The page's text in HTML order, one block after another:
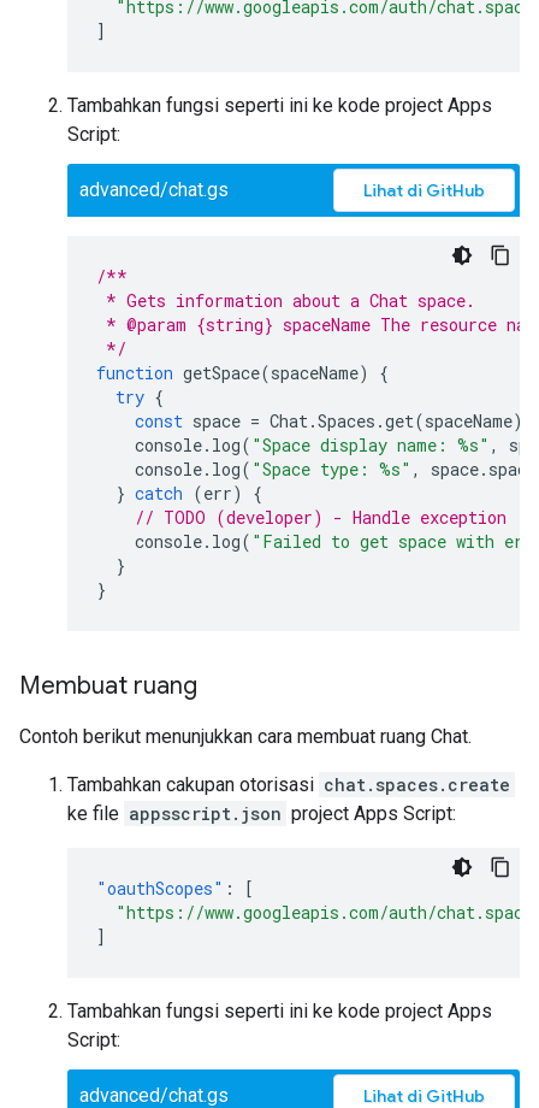
"https://www.googleapis.com/auth/
]
Tambahkan fungsi seperti ini ke kode project Apps
Script:
advanced/chat.gs Lihat di GitHub
/**
* Gets information about a Chat space.
* @param {string} spaceName The resource
*/
function getSpace(spaceName)
{
try {
const space = Chat.Spaces .get(spaceName);
console. log( "Space display name: %s" ,
console. log( "Space type: %s" , space.
} catch (err)
{
// TODO (developer) - Handle exception
console. log( "Failed to get space with
}
}
Membuat ruang
Contoh berikut menunjukkan cara membuat ruang Chat.
Tambahkan cakupan otorisasi chat.spaces.create
ke file appsscript.json project Apps Script:
"oauthScopes" :
[
"https://www.googleapis.com/auth/
]
Tambahkan fungsi seperti ini ke kode project Apps
Script:
advanced/chat.gs Lihat di GitHub